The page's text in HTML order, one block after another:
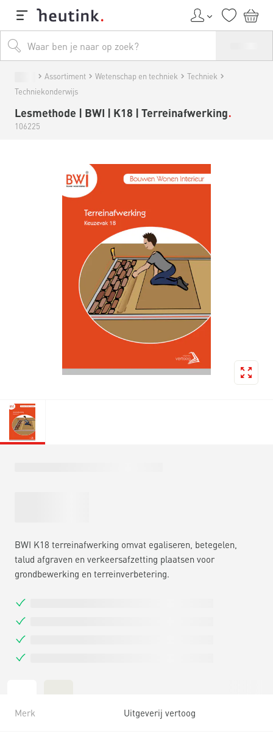
Assortiment Wetenschap en techniek
Techniek
Techniekonderwijs
Lesmethode | BWI | K18 | Terreinafwerking
106225
BWI K18 terreinafwerking omvat egaliseren, betegelen,
talud afgraven en verkeersafzetting plaatsen voor
grondbewerking en terreinverbetering.
Merk Uitgeverij vertoog